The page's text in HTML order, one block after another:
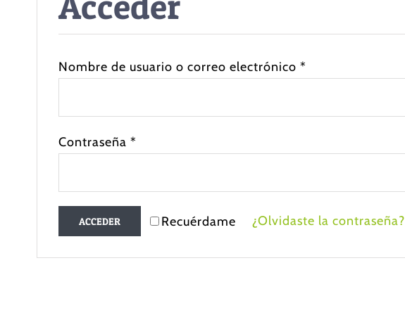
Nombre de usuario o correo electrónico *
Contraseña *
Recuérdame
ACCEDER ¿Olvidaste la contraseña?